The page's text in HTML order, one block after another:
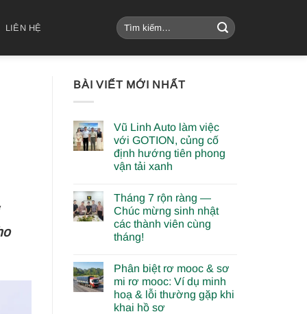
LIÊN HỆ
Tìm
kiếm:
BÀI VIẾT MỚI NHẤT
Vũ Linh Auto làm việc
với GOTION, củng cố
định hướng tiên phong
vận tải xanh
Tháng 7 rộn ràng —
Chúc mừng sinh nhật
các thành viên cùng
tháng!
Phân biệt rơ mooc & sơ
mi rơ mooc: Ví dụ minh
hoạ & lỗi thường gặp khi
khai hồ sơ